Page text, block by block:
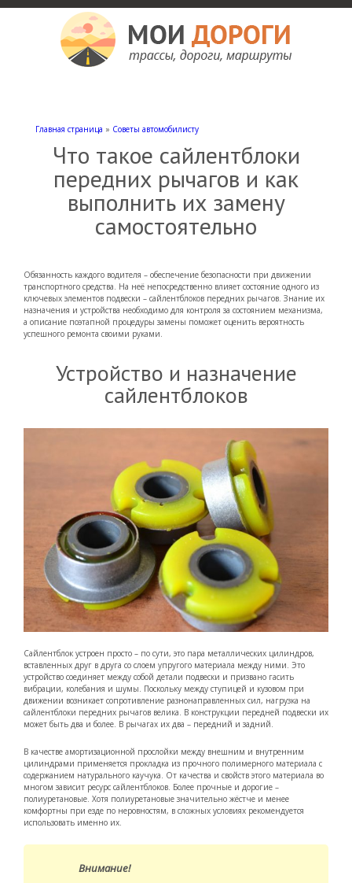
Главная страница » Советы автомобилисту
Что такое сайлентблоки
передних рычагов и как
выполнить их замену
самостоятельно
Обязанность каждого водителя – обеспечение безопасности при движении
транспортного средства. На неё непосредственно влияет состояние одного из
ключевых элементов подвески – сайлентблоков передних рычагов. Знание их
назначения и устройства необходимо для контроля за состоянием механизма,
а описание поэтапной процедуры замены поможет оценить вероятность
успешного ремонта своими руками.
Устройство и назначение
сайлентблоков
Сайлентблок устроен просто – по сути, это пара металлических цилиндров,
вставленных друг в друга со слоем упругого материала между ними. Это
устройство соединяет между собой детали подвески и призвано гасить
вибрации, колебания и шумы. Поскольку между ступицей и кузовом при
движении возникает сопротивление разнонаправленных сил, нагрузка на
сайлентблоки передних рычагов велика. В конструкции передней подвески их
может быть два и более. В рычагах их два – передний и задний.
В качестве амортизационной прослойки между внешним и внутренним
цилиндрами применяется прокладка из прочного полимерного материала с
содержанием натурального каучука. От качества и свойств этого материала во
многом зависит ресурс сайлентблоков. Более прочные и дорогие –
полиуретановые. Хотя полиуретановые значительно жёстче и менее
комфортны при езде по неровностям, в сложных условиях рекомендуется
использовать именно их.
Внимание!